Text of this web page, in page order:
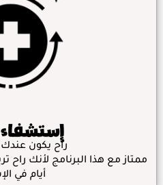
راح يكون
ممتاز مع هذا البرنامج لأنك
أيام في